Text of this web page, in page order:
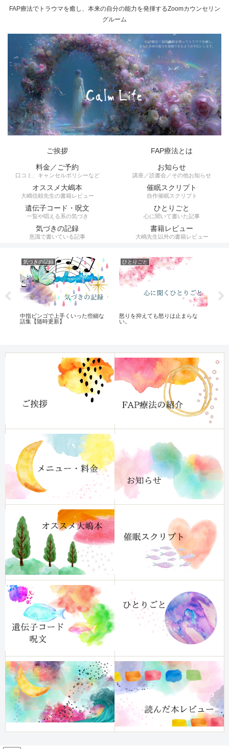
FAP療法でトラウマを癒し、本来の自分の能力を発揮するZoomカウンセリン
グルーム
ご挨拶
FAP療法とは
料金／ご予約
口コミ、キャンセルポリシーなど
お知らせ
講座／読書会／その他お知らせ
オススメ大嶋本
大嶋信頼先生の書籍レビュー
催眠スクリプト
自作催眠スクリプト
遺伝子コード・呪文
一覧や唱える系の気づき
ひとりごと
心に聞いて書いた記事
気づきの記録
意識で書いている記事
書籍レビュー
大嶋先生以外の書籍レビュー
気づきの記録
中指ビンゴで上手くいった些細な
話集【随時更新】
ひとりごと
怒りを抑えても怒りは止まらな
い。